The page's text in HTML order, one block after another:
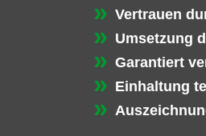
Vertrauen
Umsetzung
Garantiert
Einhaltung